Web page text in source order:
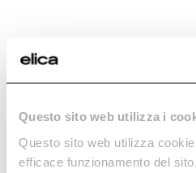
Questo sito web utilizza i
Questo sito web utilizza
efficace funzionamento del